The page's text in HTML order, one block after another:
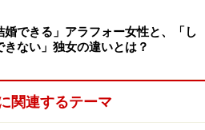
合いをやめれば趣味やスキルア
せるようになるし、お付き合い
石二鳥ですね。
て「無駄な付き合い」とは、ど
婚できる」アラフォー女性と、「し
きない」独女の違いとは？
関連するテーマ